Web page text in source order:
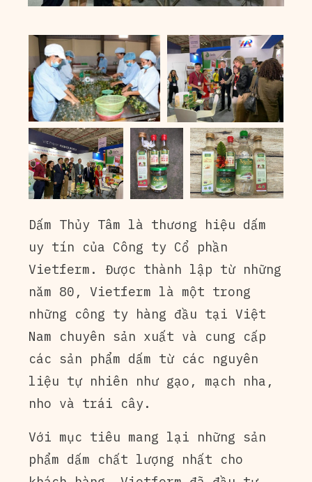
Dấm Thủy Tâm là thương hiệu dấm
uy tín của Công ty Cổ phần
Vietferm. Được thành lập từ những
năm 80, Vietferm là một trong
những công ty hàng đầu tại Việt
Nam chuyên sản xuất và cung cấp
các sản phẩm dấm từ các nguyên
liệu tự nhiên như gạo, mạch nha,
nho và trái cây.
Với mục tiêu mang lại những sản
phẩm dấm chất lượng nhất cho